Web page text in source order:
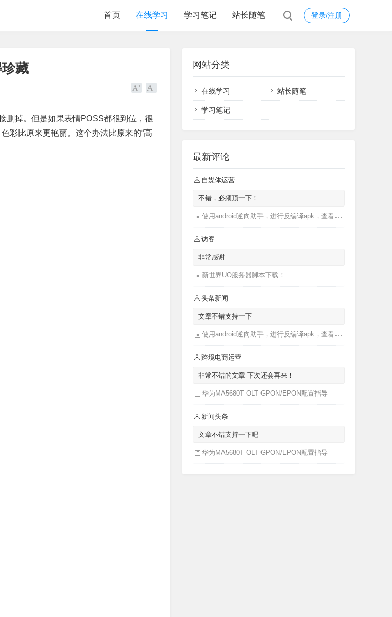
登录/注册
首页 在线学习 学习笔记 站长随笔
藏
删掉。但是如果表情POSS都很到位，很
彩比原来更艳丽。这个办法比原来的“高
网站分类
在线学习 站长随笔
学习笔记
最新评论
自媒体运营
不错，必须顶一下！
使用android逆向助手，进行反编译apk，查看apk源码
访客
非常感谢
新世界UO服务器脚本下载！
头条新闻
文章不错支持一下
使用android逆向助手，进行反编译apk，查看apk源码
跨境电商运营
非常不错的文章 下次还会再来！
华为MA5680T OLT GPON/EPON配置指导
新闻头条
文章不错支持一下吧
华为MA5680T OLT GPON/EPON配置指导